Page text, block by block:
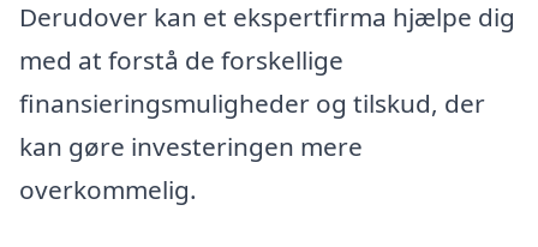
Derudover kan et ekspertfirma hjælpe dig
med at forstå de forskellige
finansieringsmuligheder og tilskud, der
kan gøre investeringen mere
overkommelig.